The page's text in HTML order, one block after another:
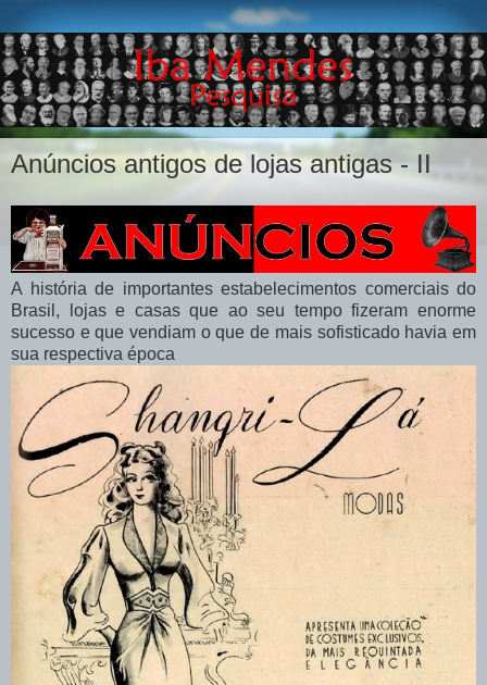
Anúncios antigos de lojas antigas - II
A história de importantes estabelecimentos comerciais do
Brasil, lojas e casas que ao seu tempo fizeram enorme
sucesso e que vendiam o que de mais sofisticado havia em
sua respectiva época